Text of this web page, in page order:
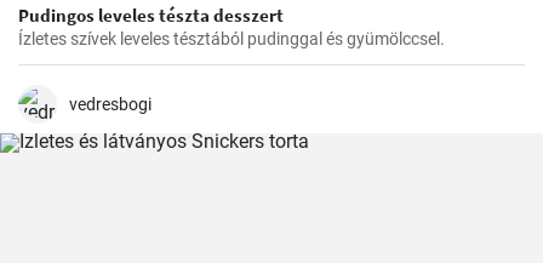
Pudingos leveles tészta desszert
Ízletes szívek leveles tésztából pudinggal és gyümölccsel.
vedresbogi